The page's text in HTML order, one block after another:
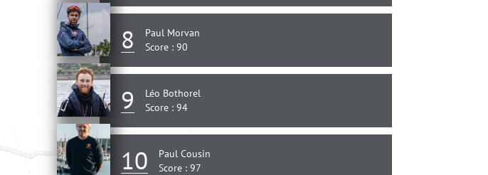
8
Paul Morvan
Score : 90
9
Léo Bothorel
Score : 94
10
Paul Cousin
Score : 97